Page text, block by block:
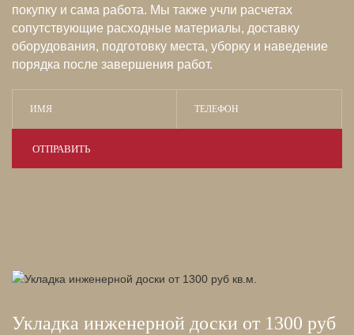
покупку и сама работа. Мы также учли расчетах
сопутствующие расходные материалы, доставку
оборудования, подготовку места, уборку и наведение
порядка после завершения работ.
Укладка инженерной доски от 1300 руб